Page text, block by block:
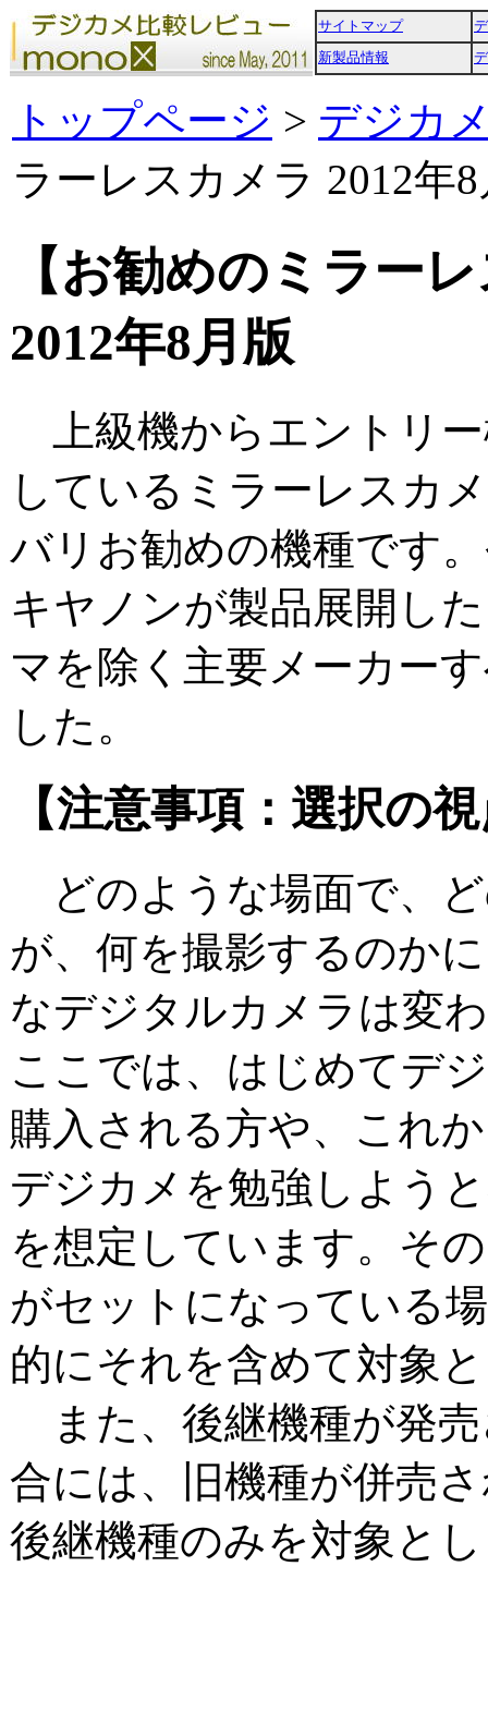
サイトマップ
新製品情報
トップページ > デジカ
ラーレスカメラ 2012年
【お勧めのミラー
2012年8月版
上級機からエントリ
しているミラーレスカ
バリお勧めの機種です
キヤノンが製品展開し
マを除く主要メーカー
した。
【注意事項：選択の
どのような場面で、
が、何を撮影するのか
なデジタルカメラは変
ここでは、はじめてデ
購入される方や、これ
デジカメを勉強しよう
を想定しています。そ
がセットになっている
的にそれを含めて対象
また、後継機種が発
合には、旧機種が併売
後継機種のみを対象と